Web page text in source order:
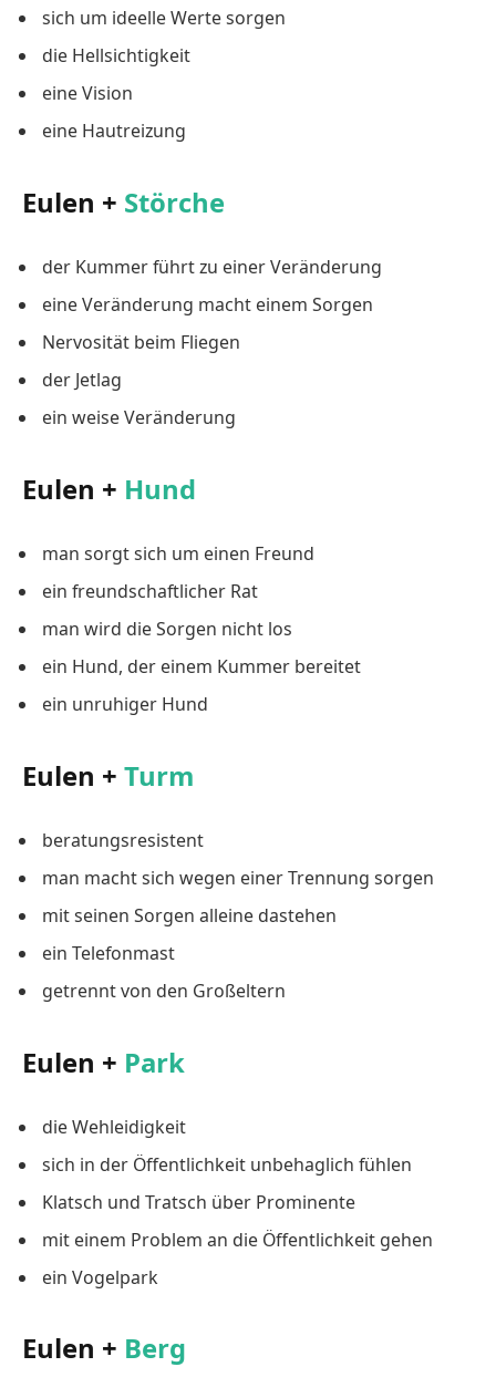
sich um ideelle Werte sorgen
die Hellsichtigkeit
eine Vision
eine Hautreizung
Eulen + Störche
der Kummer führt zu einer Veränderung
eine Veränderung macht einem Sorgen
Nervosität beim Fliegen
der Jetlag
ein weise Veränderung
Eulen + Hund
man sorgt sich um einen Freund
ein freundschaftlicher Rat
man wird die Sorgen nicht los
ein Hund, der einem Kummer bereitet
ein unruhiger Hund
Eulen + Turm
beratungsresistent
man macht sich wegen einer Trennung sorgen
mit seinen Sorgen alleine dastehen
ein Telefonmast
getrennt von den Großeltern
Eulen + Park
die Wehleidigkeit
sich in der Öffentlichkeit unbehaglich fühlen
Klatsch und Tratsch über Prominente
mit einem Problem an die Öffentlichkeit gehen
ein Vogelpark
Eulen + Berg